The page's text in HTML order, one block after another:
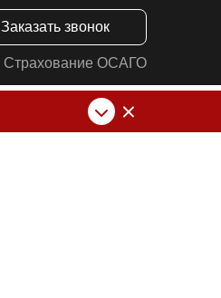
Заказать звонок
Страхование ОСАГО